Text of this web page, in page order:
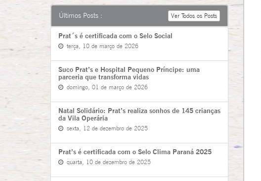
Últimos Posts : Ver Todos os Posts
Prat´s é certificada com o Selo Social
terça, 10 de março de 2026
Suco Prat’s e Hospital Pequeno Príncipe: uma
parceria que transforma vidas
domingo, 01 de março de 2026
Natal Solidário: Prat’s realiza sonhos de 145 crianças
da Vila Operária
sexta, 12 de dezembro de 2025
Prat’s é certificada com o Selo Clima Paraná 2025
quarta, 10 de dezembro de 2025